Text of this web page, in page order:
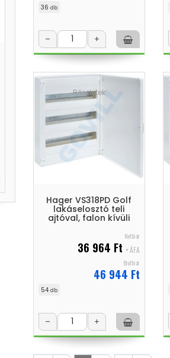
36 db
– +
Részletek
Hager VS318PD Golf
lakáselosztó teli
ajtóval, falon kívüli
Nettó ár
36 964 Ft + ÁFA
Bruttó ár
46 944 Ft
54 db
– +